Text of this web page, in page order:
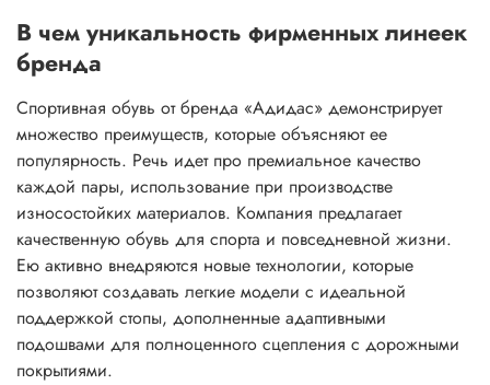
В чем уникальность фирменных линеек
бренда
Спортивная обувь от бренда «Адидас» демонстрирует
множество преимуществ, которые объясняют ее
популярность. Речь идет про премиальное качество
каждой пары, использование при производстве
износостойких материалов. Компания предлагает
качественную обувь для спорта и повседневной жизни.
Ею активно внедряются новые технологии, которые
позволяют создавать легкие модели с идеальной
поддержкой стопы, дополненные адаптивными
подошвами для полноценного сцепления с дорожными
покрытиями.